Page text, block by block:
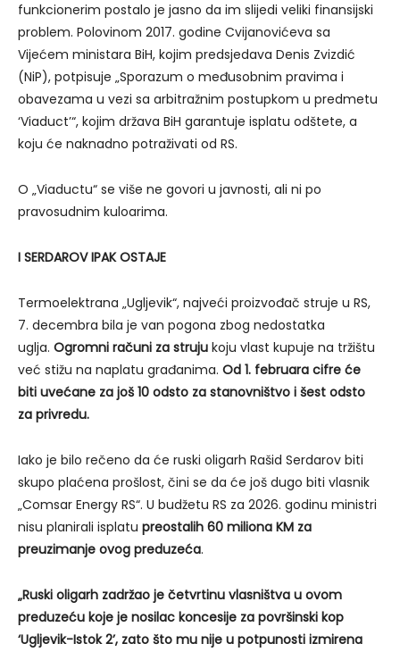
funkcionerim postalo je jasno da im slijedi veliki finansijski
problem. Polovinom 2017. godine Cvijanovićeva sa
Vijećem ministara BiH, kojim predsjedava Denis Zvizdić
(NiP), potpisuje „Sporazum o međusobnim pravima i
obavezama u vezi sa arbitražnim postupkom u predmetu
‘Viaduct’“, kojim država BiH garantuje isplatu odštete, a
koju će naknadno potraživati od RS.
O „Viaductu“ se više ne govori u javnosti, ali ni po
pravosudnim kuloarima.
I SERDAROV IPAK OSTAJE
Termoelektrana „Ugljevik“, najveći proizvođač struje u RS,
7. decembra bila je van pogona zbog nedostatka
uglja. Ogromni računi za struju koju vlast kupuje na tržištu
već stižu na naplatu građanima. Od 1. februara cifre će
biti uvećane za još 10 odsto za stanovništvo i šest odsto
za privredu.
Iako je bilo rečeno da će ruski oligarh Rašid Serdarov biti
skupo plaćena prošlost, čini se da će još dugo biti vlasnik
„Comsar Energy RS“. U budžetu RS za 2026. godinu ministri
nisu planirali isplatu preostalih 60 miliona KM za
preuzimanje ovog preduzeća.
„Ruski oligarh zadržao je četvrtinu vlasništva u ovom
preduzeću koje je nosilac koncesije za površinski kop
‘Ugljevik-Istok 2’, zato što mu nije u potpunosti izmirena